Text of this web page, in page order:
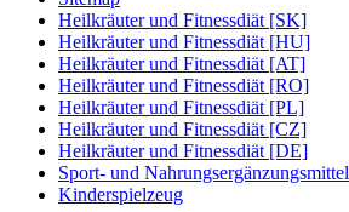
Heilkräuter und Fitnessdiät [SK]
Heilkräuter und Fitnessdiät [HU]
Heilkräuter und Fitnessdiät [AT]
Heilkräuter und Fitnessdiät [RO]
Heilkräuter und Fitnessdiät [PL]
Heilkräuter und Fitnessdiät [CZ]
Heilkräuter und Fitnessdiät [DE]
Sport- und Nahrungsergänzungsmittel
Kinderspielzeug